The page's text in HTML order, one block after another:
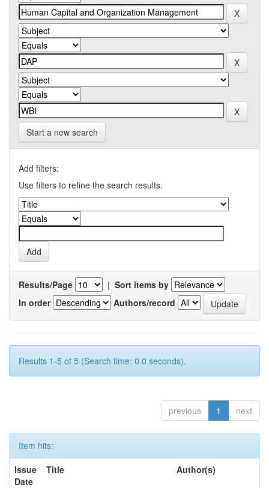
Start a new search
Add filters:
Use filters to refine the search results.
Results/Page | Sort items by
In order
Authors/record
Results 1-5 of 5 (Search time: 0.0 seconds).
previous 1 next
Item hits:
Issue
Date
Title Author(s)